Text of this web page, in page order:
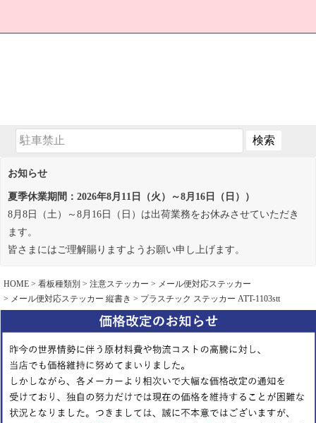
お知らせ
夏季休業期間：2026年8月11日（火）～8月16日（日））
8月8日（土）～8月16日（日）は出荷業務をお休みさせていただき
ます。
皆さまにはご理解賜りますようお願い申し上げます。
HOME 看板種類別 注意ステッカー
メール便対応ステッカー
メール便対応ステッカー 縦書き
プラスチック ステッカー ATT-1103stt